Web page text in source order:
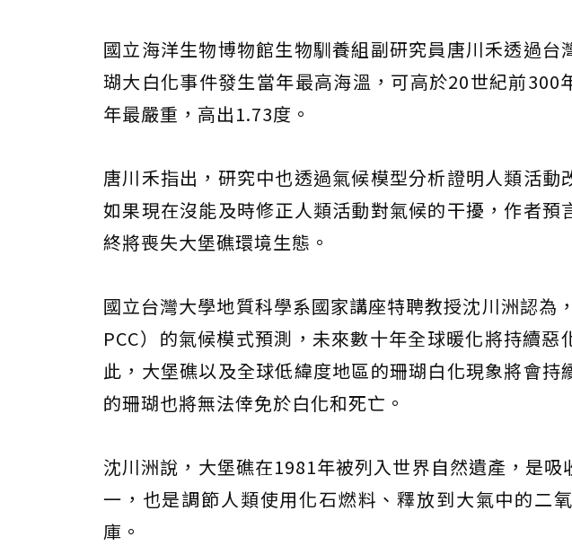
國立海洋生物博物館生物馴養組副研究員唐川禾透過
瑚大白化事件發生當年最高海溫，可高於20世紀前300
年最嚴重，高出1.73度。
唐川禾指出，研究中也透過氣候模型分析證明人類活動
如果現在沒能及時修正人類活動對氣候的干擾，作者
終將喪失大堡礁環境生態。
國立台灣大學地質科學系國家講座特聘教授沈川洲認為
PCC）的氣候模式預測，未來數十年全球暖化將持續
此，大堡礁以及全球低緯度地區的珊瑚白化現象將會
的珊瑚也將無法倖免於白化和死亡。
沈川洲說，大堡礁在1981年被列入世界自然遺產，是
一，也是調節人類使用化石燃料、釋放到大氣中的二
庫。